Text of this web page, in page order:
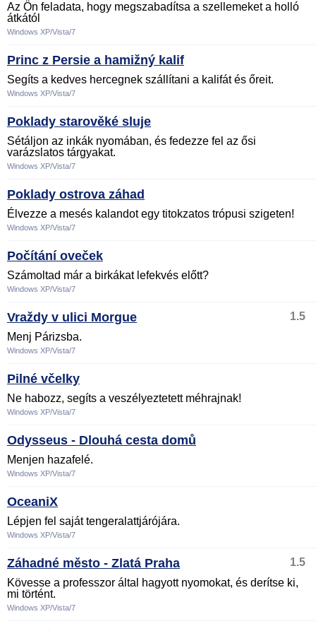
Az Ön feladata, hogy megszabadítsa a szellemeket a holló
átkától
Windows XP/Vista/7
Princ z Persie a hamižný kalif
Segíts a kedves hercegnek szállítani a kalifát és őreit.
Windows XP/Vista/7
Poklady starověké sluje
Sétáljon az inkák nyomában, és fedezze fel az ősi
varázslatos tárgyakat.
Windows XP/Vista/7
Poklady ostrova záhad
Élvezze a mesés kalandot egy titokzatos trópusi szigeten!
Windows XP/Vista/7
Počítání oveček
Számoltad már a birkákat lefekvés előtt?
Windows XP/Vista/7
Vraždy v ulici Morgue
1.5
Menj Párizsba.
Windows XP/Vista/7
Pilné včelky
Ne habozz, segíts a veszélyeztetett méhrajnak!
Windows XP/Vista/7
Odysseus - Dlouhá cesta domů
Menjen hazafelé.
Windows XP/Vista/7
OceaniX
Lépjen fel saját tengeralattjárójára.
Windows XP/Vista/7
Záhadné město - Zlatá Praha
1.5
Kövesse a professzor által hagyott nyomokat, és derítse ki,
mi történt.
Windows XP/Vista/7